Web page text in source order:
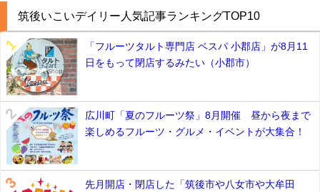
筑後いこいデイリー人気記事ランキングTOP10
「フルーツタルト専門店 ベスパ 小郡店」が8月11
日をもって閉店するみたい（小郡市）
広川町「夏のフルーツ祭」8月開催 昼から夜まで
楽しめるフルーツ・グルメ・イベントが大集合！
先月開店・閉店した「筑後市や八女市や大牟田